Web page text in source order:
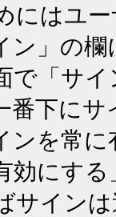
にはユ
ン」の
で「サ
番下に
ンを常
効にす
サイン